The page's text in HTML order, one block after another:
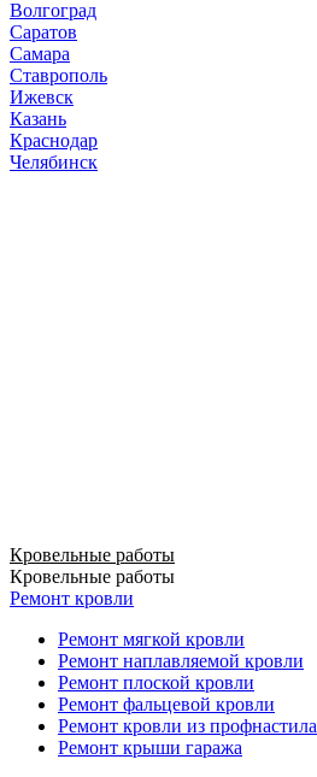
Волгоград
Саратов
Самара
Ставрополь
Ижевск
Казань
Краснодар
Челябинск
Кровельные работы
Кровельные работы
Ремонт кровли
Ремонт мягкой кровли
Ремонт наплавляемой кровли
Ремонт плоской кровли
Ремонт фальцевой кровли
Ремонт кровли из профнастила
Ремонт крыши гаража